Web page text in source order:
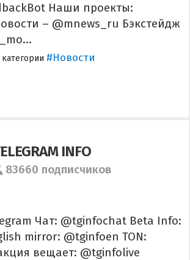
Наши проекты:
– @mnews_ru Бэкстейдж
#Новости
INFO
83660 подписчиков
Чат: @tginfochat Beta Info:
mirror: @tginfoen TON:
вещает: @tginfolive